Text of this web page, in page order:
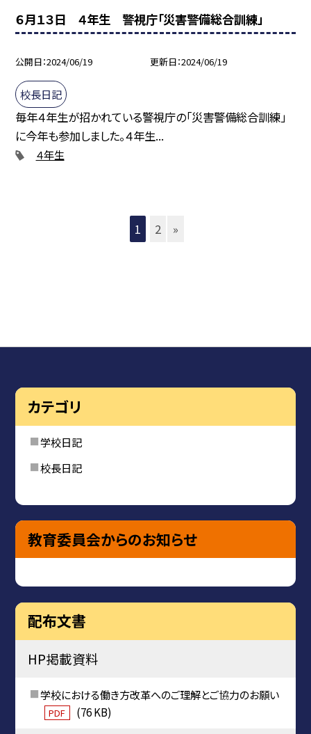
６月１３日 ４年生 警視庁「災害警備総合訓練」
公開日 2024/06/19 更新日 2024/06/19
校長日記
毎年４年生が招かれている警視庁の「災害警備総合訓練」
に今年も参加しました。４年生...
４年生
1 2 »
カテゴリ
学校日記
校長日記
教育委員会からのお知らせ
配布文書
HP掲載資料
学校における働き方改革へのご理解とご協力のお願い
PDF (76 KB)